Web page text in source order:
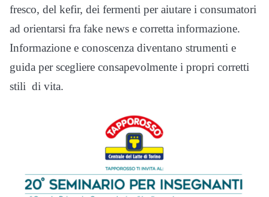
fresco, del kefir, dei fermenti per aiutare i consumatori
ad orientarsi fra fake news e corretta informazione.
Informazione e conoscenza diventano strumenti e
guida per scegliere consapevolmente i propri corretti
stili di vita.